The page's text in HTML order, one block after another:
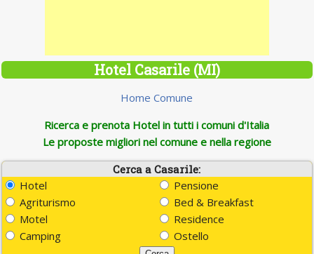
Hotel Casarile (MI)
Home Comune
Ricerca e prenota Hotel in tutti i comuni d'Italia
Le proposte migliori nel comune e nella regione
Cerca a Casarile:
Hotel
Pensione
Agriturismo
Bed & Breakfast
Motel
Residence
Camping
Ostello